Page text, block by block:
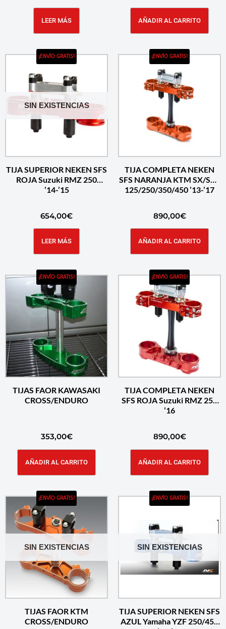
LEER MÁS AÑADIR AL CARRITO
SIN EXISTENCIAS
¡ENVÍO GRATIS!
TIJA SUPERIOR NEKEN SFS
ROJA Suzuki RMZ 250
’14-’15
654,00€
LEER MÁS
¡ENVÍO GRATIS!
TIJA COMPLETA NEKEN
SFS NARANJA KTM SX/SXF
125/250/350/450 ’13-’17
890,00€
AÑADIR AL CARRITO
¡ENVÍO GRATIS!
TIJAS FAOR KAWASAKI
CROSS/ENDURO
353,00€
AÑADIR AL CARRITO
¡ENVÍO GRATIS!
TIJA COMPLETA NEKEN
SFS ROJA Suzuki RMZ 250
’16
890,00€
AÑADIR AL CARRITO
SIN EXISTENCIAS
¡ENVÍO GRATIS!
TIJAS FAOR KTM
CROSS/ENDURO
SIN EXISTENCIAS
¡ENVÍO GRATIS!
TIJA SUPERIOR NEKEN SFS
AZUL Yamaha YZF 250/450